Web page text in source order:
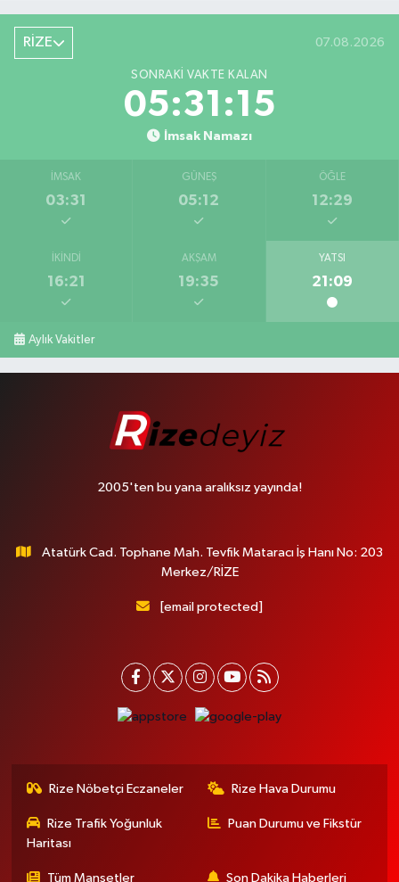
RİZE 07.08.2026
SONRAKI VAKTE KALAN
05:31:14
İmsak Namazı
İMSAK
03:31
GÜNEŞ
05:12
ÖĞLE
12:29
İKINDI
16:21
AKŞAM
19:35
YATSI
21:09
Aylık Vakitler
2005'ten bu yana aralıksız yayında!
Atatürk Cad. Tophane Mah. Tevfik Mataracı İş Hanı No: 203
Merkez/RİZE
[email protected]
Rize Nöbetçi Eczaneler Rize Hava Durumu
Rize Trafik Yoğunluk
Haritası
Puan Durumu ve Fikstür
Tüm Manşetler Son Dakika Haberleri